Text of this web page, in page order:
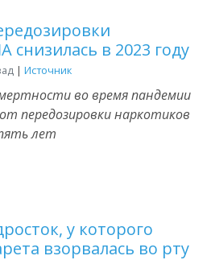
снизилась в 2023 году
| Источник
во время пандемии
передозировки наркотиков
лет
у которого
взорвалась во рту